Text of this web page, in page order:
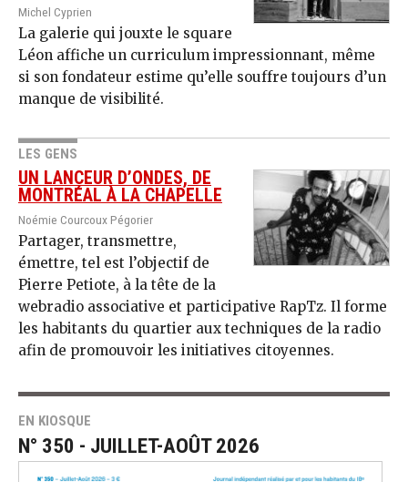
Michel Cyprien
La galerie qui jouxte le square
Léon affiche un curriculum impressionnant, même
si son fondateur estime qu’elle souffre toujours d’un
manque de visibilité.
LES GENS
UN LANCEUR D’ONDES, DE
MONTRÉAL À LA CHAPELLE
Noémie Courcoux Pégorier
Partager, transmettre,
émettre, tel est l’objectif de
Pierre Petiote, à la tête de la
webradio associative et participative RapTz. Il forme
les habitants du quartier aux techniques de la radio
afin de promouvoir les initiatives citoyennes.
EN KIOSQUE
N° 350 - JUILLET-AOÛT 2026